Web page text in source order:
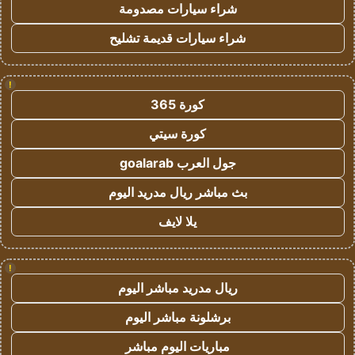
شراء سيارات مصدومة
شراء سيارات قديمة تشليح
!
كورة 365
كورة سيتي
جول العرب goalarab
بث مباشر ريال مدريد اليوم
يلا لايف
!
ريال مدريد مباشر اليوم
برشلونة مباشر اليوم
مباريات اليوم مباشر